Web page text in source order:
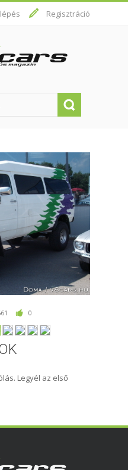
Regisztráció
0
Legyél az első